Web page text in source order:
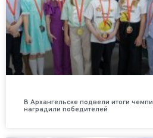
В Архангельске подвели итоги
наградили победителей